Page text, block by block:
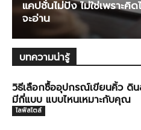
แคปชั่นไม่ปัง ไม่ใช่เพราะ
จะอ่าน
บทความน่ารู้
วิธีเลือกซื้ออุปกรณ์เขียนคิ้ว ดิ
มีกี่แบบ แบบไหนเหมาะกับคุณ
ไลฟ์สไตล์